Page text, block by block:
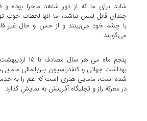
شاید برای ما که از دور شاهد ماجرا بوده
چندان قابل لمس نباشد، اما آنها لحظات خوب
با چشم خود می‌بینند و از حس و حال غیر
می‌گویند.
پنجم ماه می هر
بهداشت جهانی و کنفدراسیون بین‌المللی
شده است، مامایی هنری است که علم را به
در معرکۀ راز و تجلیگاه آفرینش به نمایش گذارد.